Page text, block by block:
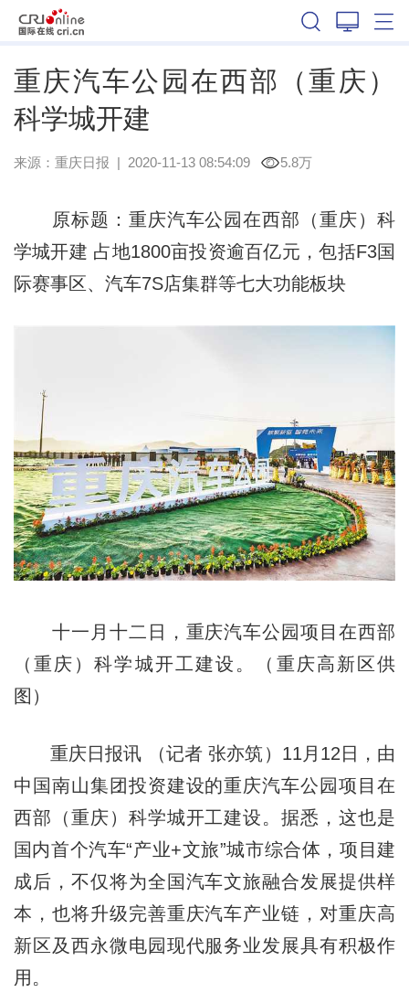
重庆汽车公园在西部（重庆）
科学城开建
来源： 重庆日报 | 2020-11-13 08:54:09 5.8万
原标题：重庆汽车公园在西部（重庆）科
学城开建 占地1800亩投资逾百亿元，包括F3国
际赛事区、汽车7S店集群等七大功能板块
十一月十二日，重庆汽车公园项目在西部
（重庆）科学城开工建设。（重庆高新区供
图）
重庆日报讯 （记者 张亦筑）11月12日，由
中国南山集团投资建设的重庆汽车公园项目在
西部（重庆）科学城开工建设。据悉，这也是
国内首个汽车“产业+文旅”城市综合体，项目建
成后，不仅将为全国汽车文旅融合发展提供样
本，也将升级完善重庆汽车产业链，对重庆高
新区及西永微电园现代服务业发展具有积极作
用。